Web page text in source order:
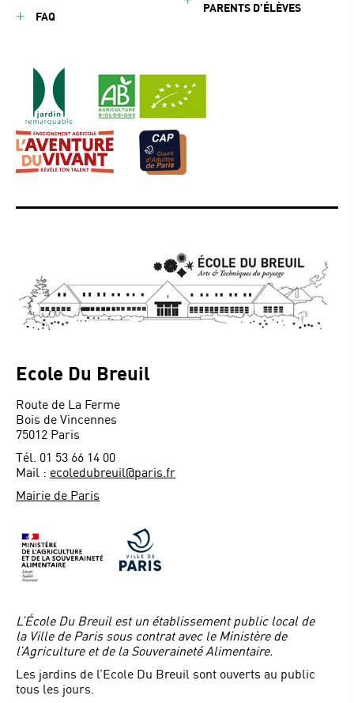
FAQ
PARENTS D’ÉLÈVES
Ecole Du Breuil
Route de La Ferme
Bois de Vincennes
75012 Paris
Tél. 01 53 66 14 00
Mail : ecoledubreuil@paris.fr
Mairie de Paris
L’École Du Breuil est un établissement public local de
la Ville de Paris sous contrat avec le Ministère de
l’Agriculture et de la Souveraineté Alimentaire.
Les jardins de l’Ecole Du Breuil sont ouverts au public
tous les jours.